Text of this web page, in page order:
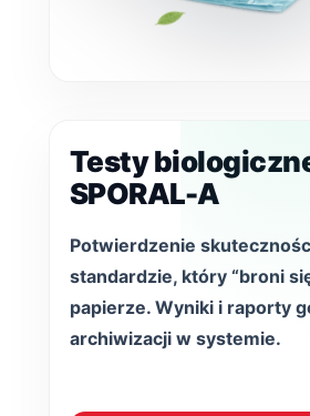
Testy
SPORAL-A
Potwierdzenie
standardzie, który “broni
papierze. Wyniki i raporty
archiwizacji w systemie.